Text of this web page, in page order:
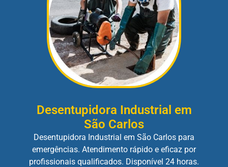
Desentupidora Industrial em
São Carlos
Desentupidora Industrial em São Carlos para
emergências. Atendimento rápido e eficaz por
profissionais qualificados. Disponível 24 horas.